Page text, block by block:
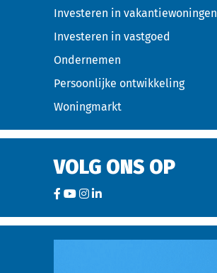
Investeren in vakantiewoningen
Investeren in vastgoed
Ondernemen
Persoonlijke ontwikkeling
Woningmarkt
VOLG ONS OP